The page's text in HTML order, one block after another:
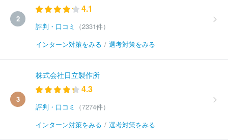
2
4.1
評判・口コミ
（2331件）
インターン対策をみる / 選考対策をみる
3
株式会社日立製作所
4.3
評判・口コミ
（7274件）
インターン対策をみる / 選考対策をみる